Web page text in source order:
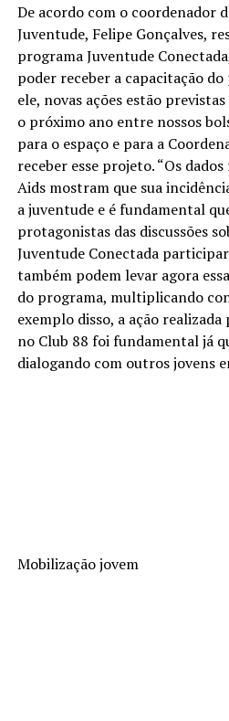
De acordo com o coordenador
Juventude, Felipe Gonçalves,
programa Juventude
poder receber a capacitação
ele, novas ações estão
o próximo ano entre nossos
para o espaço e para a
receber esse projeto. “Os
Aids mostram que sua
a juventude e é fundamental
protagonistas das discussões
Juventude Conectada
também podem levar agora
do programa, multiplicando
exemplo disso, a ação
no Club 88 foi fundamental já
dialogando com outros jovens
Mobilização jovem